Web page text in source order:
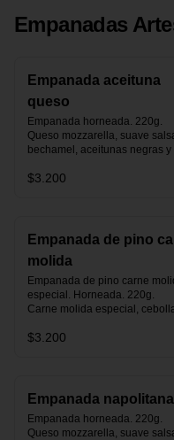
Empanadas
Empanada aceituna
queso
Empanada horneada. 220g.
Queso mozzarella, suave
bechamel, aceitunas negras y
$3.200
Empanada de pino
molida
Empanada de pino carne
especial. Horneada. 220g.
Carne molida especial,
$3.200
Empanada napolitana
Empanada horneada. 220g.
Queso mozzarella, suave